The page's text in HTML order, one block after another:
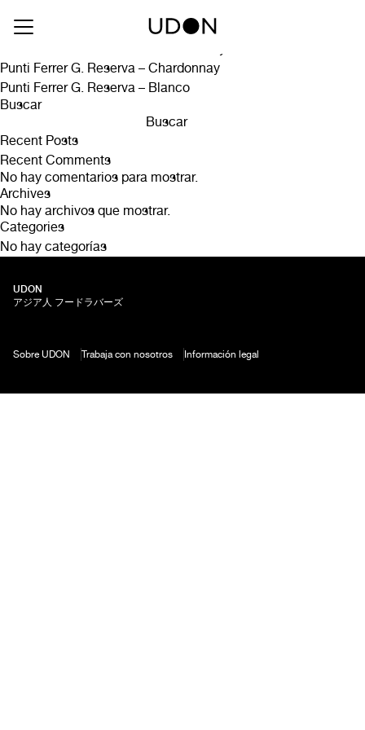
Punti Ferrer Gran Reserva Souvignon Blanc
Punti Ferrer G. Reserva – Chardonnay
Punti Ferrer G. Reserva – Blanco
Buscar
Buscar
Recent Posts
Recent Comments
No hay comentarios para mostrar.
Archives
No hay archivos que mostrar.
Categories
No hay categorías
UDON
アジア人 フードラバーズ
Sobre UDON Trabaja con nosotros Información legal